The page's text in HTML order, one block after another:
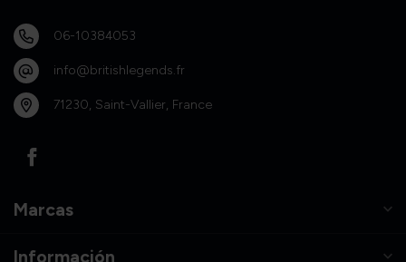
06-10384053
info@britishlegends.fr
71230, Saint-Vallier, France
Marcas
Información